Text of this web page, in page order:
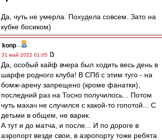
Да, чуть не умерла. Похудела совсем. Зато на
кубке босиком)
konp -
31 май 2022 01:05
Да, особый кайф вчера был ходить весь день в
шарфе родного клуба! В СПб с этим туго - на
бомж-арену запрещено (кроме фанатки),
последний раз на Тосно получилось... Потом
чуть махач не случился с какой-то гопотой... С
детьми в общем, не варик.
А тут и до матча, и после... И по дороге в
аэропорт везде свои, в аэропорту тоже ребята